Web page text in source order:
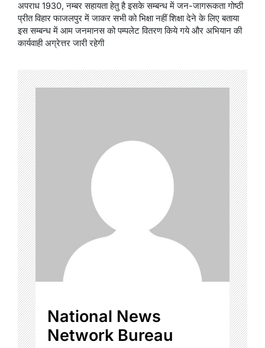
अपराध 1930, नम्बर सहायता हेतु है इसके सम्बन्ध में जन-जागरूकता गोष्ठी
प्रीत विहार फाजलपुर में जाकर सभी को भिक्षा नहीं शिक्षा देने के लिए बताया
इस सम्बन्ध में आम जनमानस को पम्पलेट वितरण किये गये और अभियान की
कार्यवाही अग्रेत्तर जारी रहेगी
National News
Network Bureau